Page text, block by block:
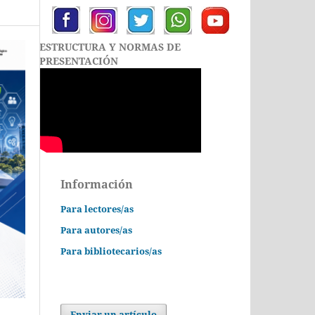
ESTRUCTURA Y NORMAS DE
PRESENTACIÓN
Información
Para lectores/as
Para autores/as
Para bibliotecarios/as